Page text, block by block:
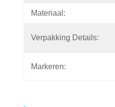
Materiaal:
Verpakking Details:
Markeren: